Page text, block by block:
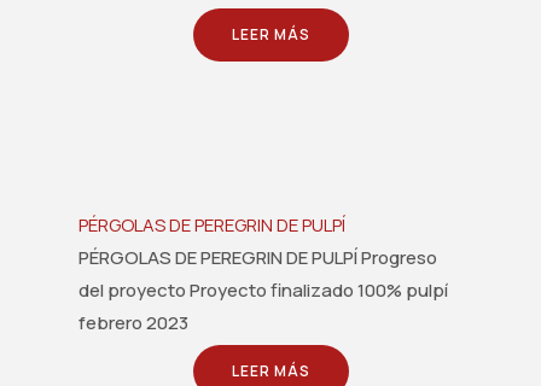
LEER MÁS
PÉRGOLAS DE PEREGRIN DE PULPÍ
PÉRGOLAS DE PEREGRIN DE PULPÍ Progreso
del proyecto Proyecto finalizado 100% pulpí
febrero 2023
LEER MÁS